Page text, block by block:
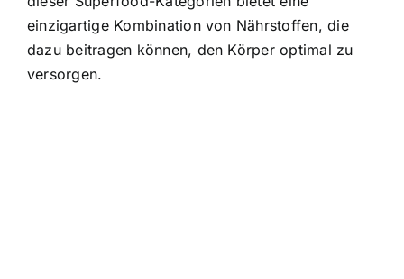
einzigartige Kombination von Nährstoffen, die
dazu beitragen können, den Körper optimal zu
versorgen.